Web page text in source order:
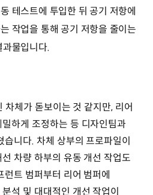
테스트에 투입한 뒤 공기 저항에
작업을 통해 공기 저항을 줄이는
물입니다.
체가 돋보이는 것 같지만, 리어
하게 조정하는 등 디자인팀과
니다. 차체 상부의 프로파일이
차량 하부의 유동 개선 작업도
트 범퍼부터 리어 범퍼에
석 및 대대적인 개선 작업이